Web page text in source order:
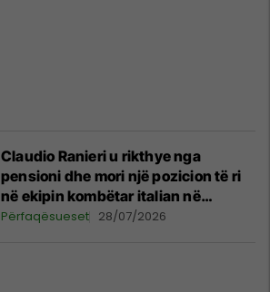
Claudio Ranieri u rikthye nga
pensioni dhe mori një pozicion të ri
në ekipin kombëtar italian në
moshën 75 vjeç
Përfaqësueset 28/07/2026